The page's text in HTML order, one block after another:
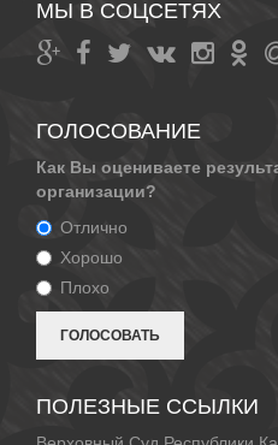
МЫ В СОЦСЕТЯХ
ГОЛОСОВАНИЕ
Как Вы оцениваете
организации?
Отлично
Хорошо
Плохо
ПОЛЕЗНЫЕ ССЫЛКИ